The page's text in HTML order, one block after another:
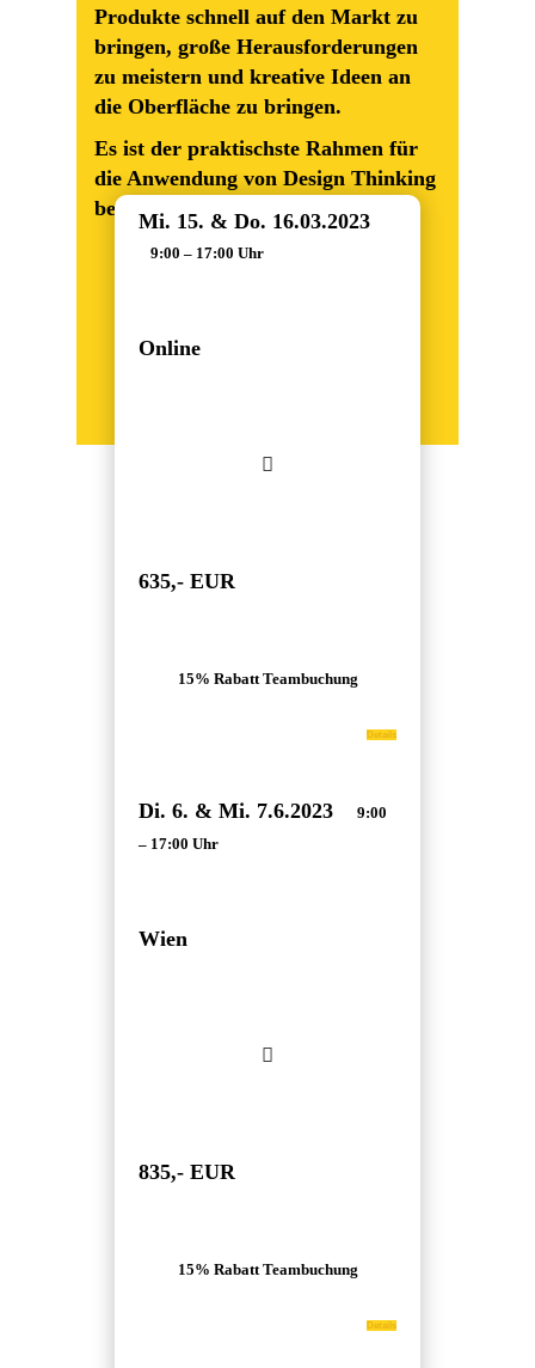
Produkte schnell auf den Markt zu
bringen, große Herausforderungen
zu meistern und kreative Ideen an
die Oberfläche zu bringen.
Es ist der praktischste Rahmen für
die Anwendung von Design Thinking
bei der Arbeit.
Mi. 15. & Do. 16.03.2023
9:00 – 17:00 Uhr
Online
635,- EUR
15% Rabatt Teambuchung
Details
Di. 6. & Mi. 7.6.2023
9:00
– 17:00 Uhr
Wien
835,- EUR
15% Rabatt Teambuchung
Details